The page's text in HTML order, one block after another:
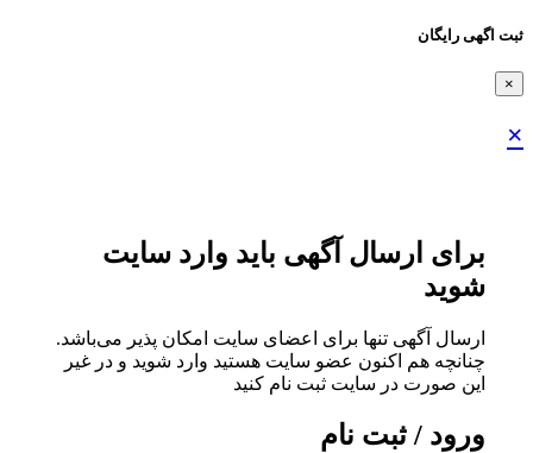
ثبت اگهی رایگان
×
×
برای ارسال آگهی باید وارد سایت
شوید
ارسال آگهی تنها برای اعضای سایت امکان پذیر می‌باشد.
چنانچه هم‌ اکنون عضو سایت هستید وارد شوید و در غیر
این صورت در سایت ثبت نام کنید
ورود / ثبت نام